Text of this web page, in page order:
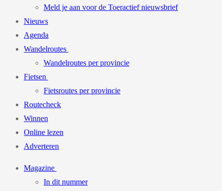
Meld je aan voor de Toeractief nieuwsbrief
Nieuws
Agenda
Wandelroutes
Wandelroutes per provincie
Fietsen
Fietsroutes per provincie
Routecheck
Winnen
Online lezen
Adverteren
Magazine
In dit nummer